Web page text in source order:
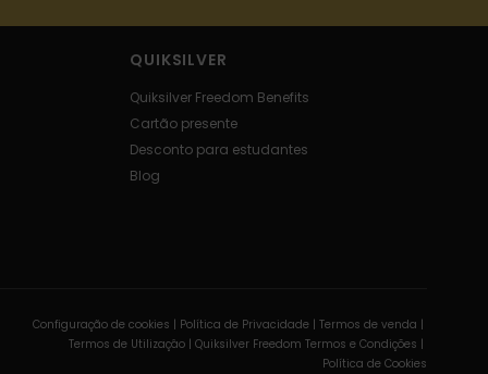
QUIKSILVER
Quiksilver Freedom Benefits
Cartão presente
Desconto para estudantes
Blog
Configuração de cookies | Política de Privacidade | Termos de venda |
Termos de Utilizaçâo | Quiksilver Freedom Termos e Condições |
Política de Cookies